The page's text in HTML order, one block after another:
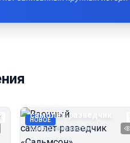
НОВОЕ
Военный
самолёт‑разведчик
«Сальмсон»
Автор неизвестен